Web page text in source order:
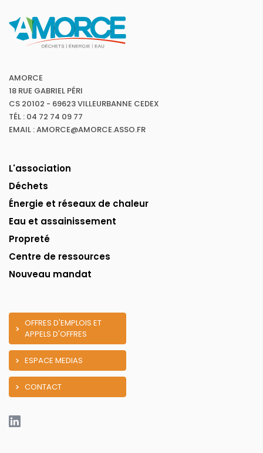
AMORCE
18 RUE GABRIEL PÉRI
CS 20102 - 69623 VILLEURBANNE CEDEX
TÉL : 04 72 74 09 77
EMAIL : AMORCE@AMORCE.ASSO.FR
L'association
Déchets
Énergie et réseaux de chaleur
Eau et assainissement
Propreté
Centre de ressources
Nouveau mandat
OFFRES D'EMPLOIS ET
APPELS D'OFFRES
ESPACE MEDIAS
CONTACT